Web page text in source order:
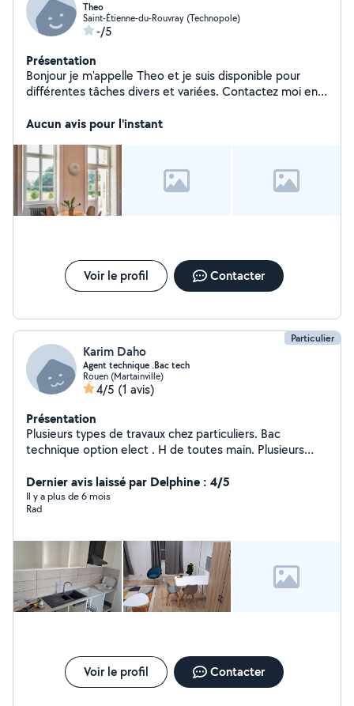
Theo
Saint-Étienne-du-Rouvray (Technopole)
-/5
Présentation
Bonjour je m'appelle Theo et je suis disponible pour
différentes tâches divers et variées. Contactez moi en
Aucun avis pour l'instant
Voir le profil Contacter
Particulier
Karim Daho
Agent technique .Bac tech
Rouen (Martainville)
4/5 (1 avis)
Présentation
Plusieurs types de travaux chez particuliers. Bac
technique option elect . H de toutes main. Plusieurs
Dernier avis laissé par Delphine : 4/5
Il y a plus de 6 mois
Rad
Voir le profil Contacter